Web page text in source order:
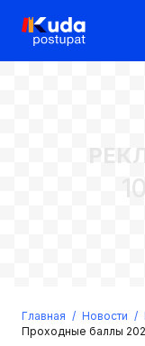
Главная / Новости /
Проходные баллы